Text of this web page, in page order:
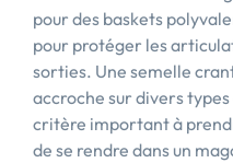
pour des baskets
pour protéger les
sorties. Une semelle
accroche sur divers
critère important à
de se rendre dans un